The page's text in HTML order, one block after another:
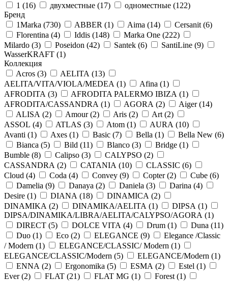
1 (16) двухместные (17) одноместные (122)
Бренд
1Marka (730) ABBER (1) Aima (14) Cersanit (6)
Florentina (4) Iddis (148) Marka One (222)
Milardo (3) Poseidon (42) Santek (6) SantiLine (9)
WasserKRAFT (1)
Коллекция
Acros (3) AELITA (13)
AELITA/VITA/VIOLA/MEDEA (1) Afina (1)
AFRODITA (3) AFRODITA PALERMO IBIZA (1)
AFRODITA/CASSANDRA (1) AGORA (2) Aiger (14)
ALISA (2) Amour (2) Aris (2) Art (2)
ASSOL (4) ATLAS (3) Atom (1) AURA (10)
Avanti (1) Axes (1) Basic (7) Bella (1) Bella New (6)
Bianca (5) Bild (11) Blanco (3) Bridge (1)
Bumble (8) Calipso (3) CALYPSO (2)
CASSANDRA (2) CATANIA (10) CLASSIC (6)
Cloud (4) Coda (4) Convey (9) Copter (2) Cube (6)
Damelia (9) Danaya (2) Daniela (3) Darina (4)
Desire (1) DIANA (18) DINAMICA (2)
DINAMIKA (2) DINAMIKA/AELITA (1) DIPSA (1)
DIPSA/DINAMIKA/LIBRA/AELITA/CALYPSO/AGORA (1)
DIRECT (5) DOLCE VITA (4) Drum (1) Duna (11)
Duo (1) Eco (2) ELEGANCE (9)
Elegance /Classic
/ Modern (1) ELEGANCE/CLASSIC/ Modern (1)
ELEGANCE/CLASSIC/Modern (5) ELEGANCE/Modern (1)
ENNA (2) Ergonomika (5) ESMA (2) Estel (1)
Ever (2) FLAT (21) FLAT MG (1) Forest (1)